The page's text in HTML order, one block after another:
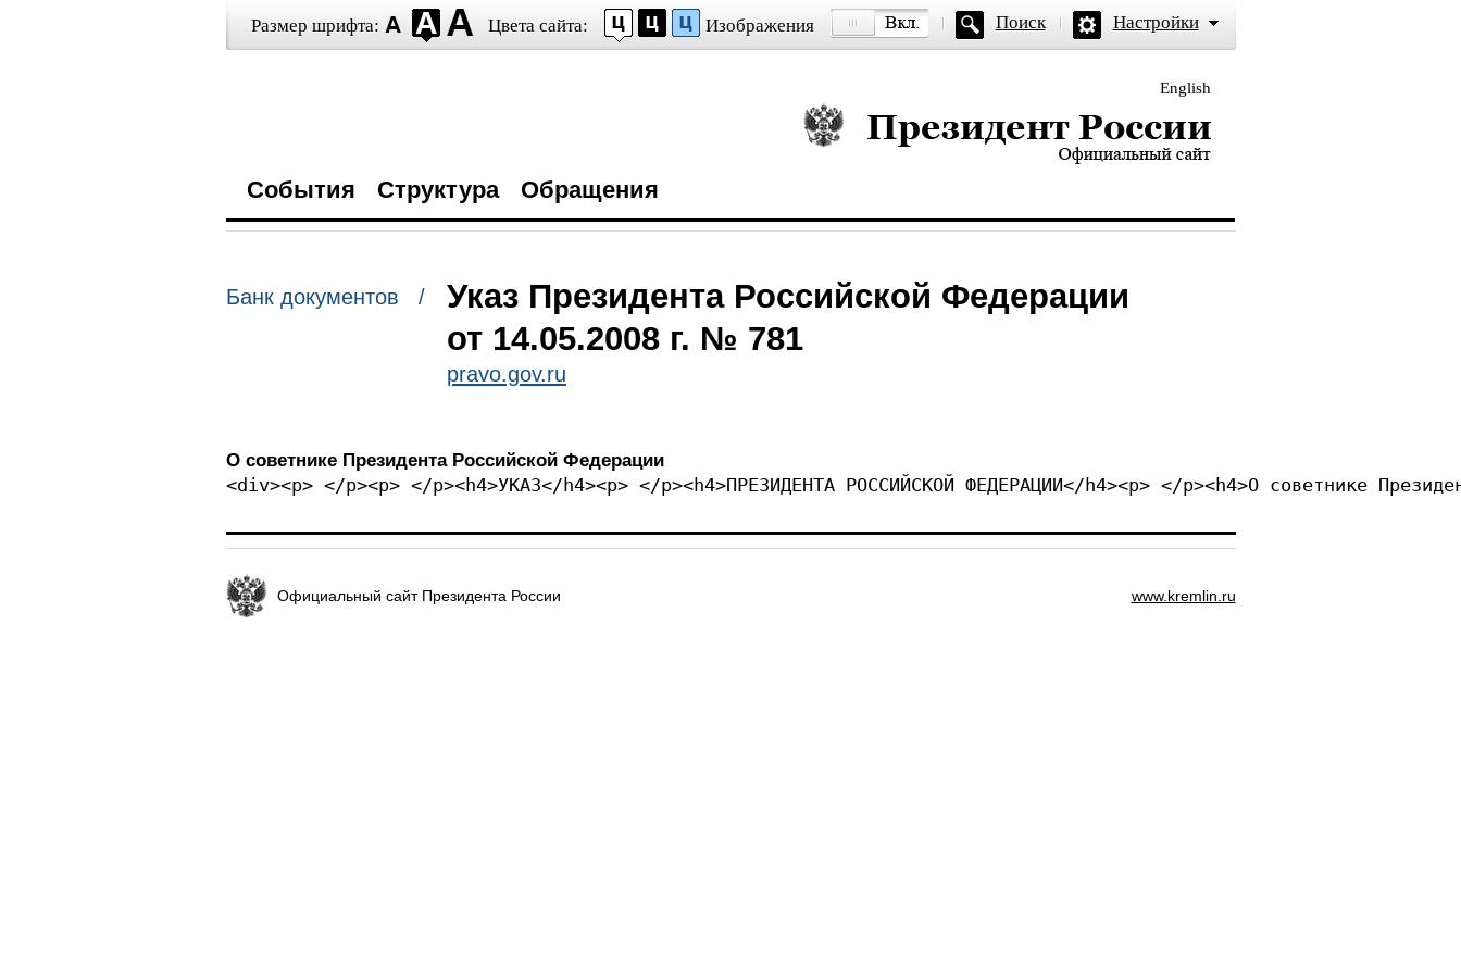
Размер шрифта: Цвета сайта: Изображения Поиск Настройки
English
Президент России — официальный сайт
События Структура Обращения
Банк документов /
Указ Президента Российской Федерации
от 14.05.2008 г. № 781
pravo.gov.ru
О советнике Президента Российской Федерации
<div><p> </p><p> </p><h4>УКАЗ</h4><p> </p><h4>ПРЕЗИДЕНТА РОССИЙСКОЙ ФЕДЕРАЦИИ</h4><p> </p><h4>О советнике
Официальный сайт Президента России www.kremlin.ru